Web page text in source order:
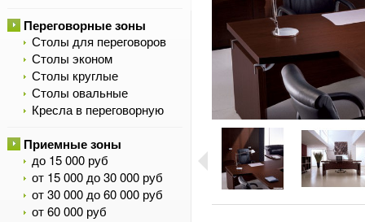
Переговорные зоны
Столы для переговоров
Столы эконом
Столы круглые
Столы овальные
Кресла в переговорную
Приемные зоны
до 15 000 руб
от 15 000 до 30 000 руб
от 30 000 до 60 000 руб
от 60 000 руб